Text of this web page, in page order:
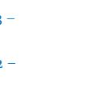
–
–